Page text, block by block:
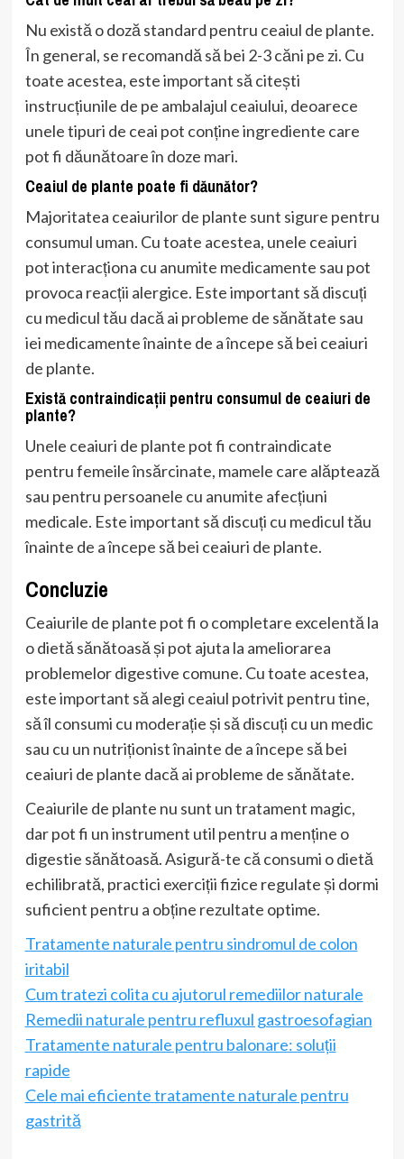
Nu există o doză standard pentru ceaiul de plante.
În general, se recomandă să bei 2-3 căni pe zi. Cu
toate acestea, este important să citești
instrucțiunile de pe ambalajul ceaiului, deoarece
unele tipuri de ceai pot conține ingrediente care
pot fi dăunătoare în doze mari.
Ceaiul de plante poate fi dăunător?
Majoritatea ceaiurilor de plante sunt sigure pentru
consumul uman. Cu toate acestea, unele ceaiuri
pot interacționa cu anumite medicamente sau pot
provoca reacții alergice. Este important să discuți
cu medicul tău dacă ai probleme de sănătate sau
iei medicamente înainte de a începe să bei ceaiuri
de plante.
Există contraindicații pentru consumul de ceaiuri de
plante?
Unele ceaiuri de plante pot fi contraindicate
pentru femeile însărcinate, mamele care alăptează
sau pentru persoanele cu anumite afecțiuni
medicale. Este important să discuți cu medicul tău
înainte de a începe să bei ceaiuri de plante.
Concluzie
Ceaiurile de plante pot fi o completare excelentă la
o dietă sănătoasă și pot ajuta la ameliorarea
problemelor digestive comune. Cu toate acestea,
este important să alegi ceaiul potrivit pentru tine,
să îl consumi cu moderație și să discuți cu un medic
sau cu un nutriționist înainte de a începe să bei
ceaiuri de plante dacă ai probleme de sănătate.
Ceaiurile de plante nu sunt un tratament magic,
dar pot fi un instrument util pentru a menține o
digestie sănătoasă. Asigură-te că consumi o dietă
echilibrată, practici exerciții fizice regulate și dormi
suficient pentru a obține rezultate optime.
Tratamente naturale pentru sindromul de colon
iritabil
Cum tratezi colita cu ajutorul remediilor naturale
Remedii naturale pentru refluxul gastroesofagian
Tratamente naturale pentru balonare: soluții
rapide
Cele mai eficiente tratamente naturale pentru
gastrită